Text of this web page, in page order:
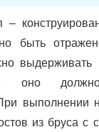
быть
оно должно
выполнении
из бруса с